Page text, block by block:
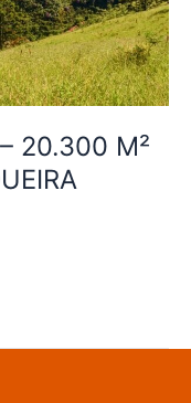
20.300 M²